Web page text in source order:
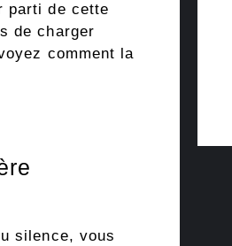
parti de cette
de charger
comment la
silence, vous